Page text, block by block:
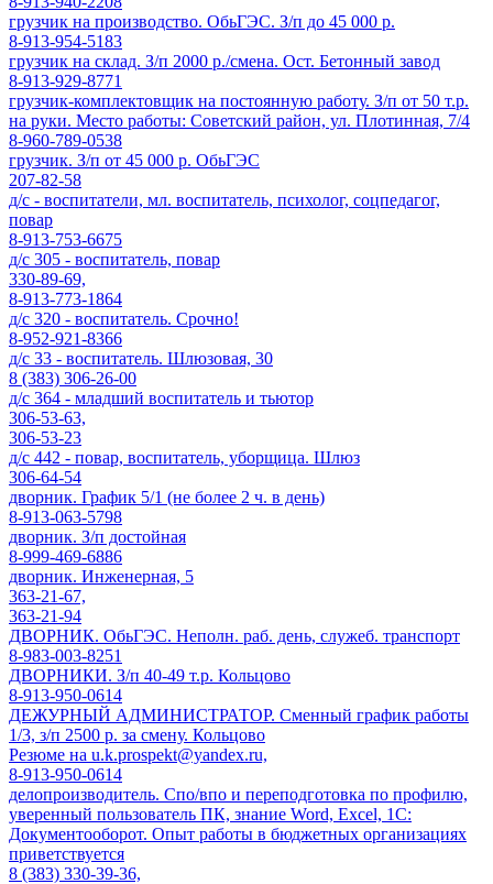
грузчик на производство. ОбьГЭС. З/п до 45 000 р.
8-913-954-5183
грузчик на склад. З/п 2000 р./смена. Ост. Бетонный завод
8-913-929-8771
грузчик-комплектовщик на постоянную работу. З/п от 50 т.р.
на руки. Место работы: Советский район, ул. Плотинная, 7/4
8-960-789-0538
грузчик. З/п от 45 000 р. ОбьГЭС
207-82-58
д/с - воспитатели, мл. воспитатель, психолог, соцпедагог,
повар
8-913-753-6675
д/с 305 - воспитатель, повар
330-89-69,
8-913-773-1864
д/с 320 - воспитатель. Срочно!
8-952-921-8366
д/с 33 - воспитатель. Шлюзовая, 30
8 (383) 306-26-00
д/с 364 - младший воспитатель и тьютор
306-53-63,
306-53-23
д/с 442 - повар, воспитатель, уборщица. Шлюз
306-64-54
дворник. График 5/1 (не более 2 ч. в день)
8-913-063-5798
дворник. З/п достойная
8-999-469-6886
дворник. Инженерная, 5
363-21-67,
363-21-94
ДВОРНИК. ОбьГЭС. Неполн. раб. день, служеб. транспорт
8-983-003-8251
ДВОРНИКИ. З/п 40-49 т.р. Кольцово
8-913-950-0614
ДЕЖУРНЫЙ АДМИНИСТРАТОР. Сменный график работы
1/3, з/п 2500 р. за смену. Кольцово
Резюме на u.k.prospekt@yandex.ru,
8-913-950-0614
делопроизводитель. Спо/впо и переподготовка по профилю,
уверенный пользователь ПК, знание Word, Excel, 1С:
Документооборот. Опыт работы в бюджетных организациях
приветствуется
8 (383) 330-39-36,